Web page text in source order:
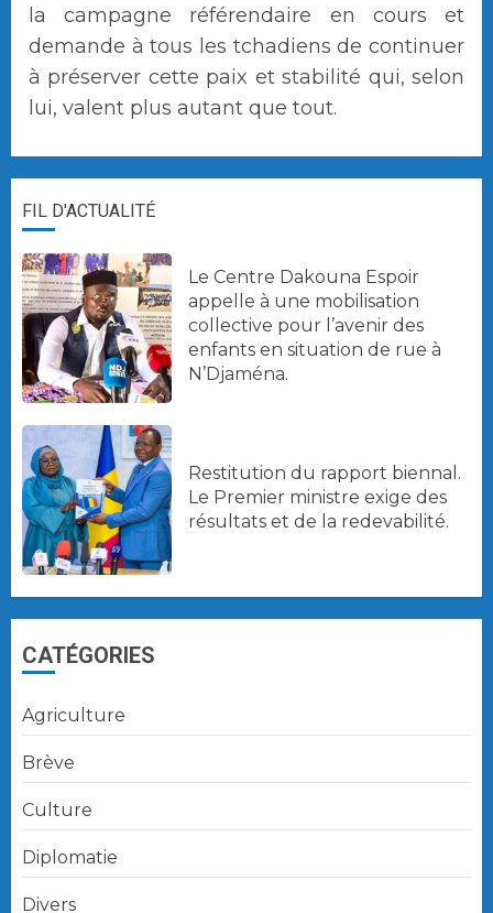
la campagne référendaire en cours et
demande à tous les tchadiens de continuer
à préserver cette paix et stabilité qui, selon
lui, valent plus autant que tout.
FIL D'ACTUALITÉ
Le Centre Dakouna Espoir
appelle à une mobilisation
collective pour l’avenir des
enfants en situation de rue à
N’Djaména.
Restitution du rapport biennal.
Le Premier ministre exige des
résultats et de la redevabilité.
CATÉGORIES
Agriculture
Brève
Culture
Diplomatie
Divers